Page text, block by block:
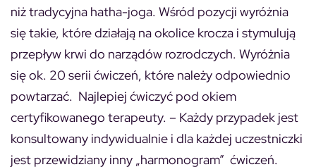
niż tradycyjna hatha-joga. Wśród pozycji wyróżnia
się takie, które działają na okolice krocza i stymulują
przepływ krwi do narządów rozrodczych. Wyróżnia
się ok. 20 serii ćwiczeń, które należy odpowiednio
powtarzać. Najlepiej ćwiczyć pod okiem
certyfikowanego terapeuty. – Każdy przypadek jest
konsultowany indywidualnie i dla każdej uczestniczki
jest przewidziany inny „harmonogram” ćwiczeń.